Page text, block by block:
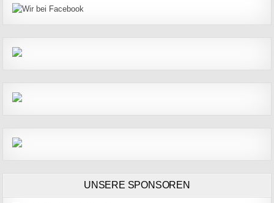
UNSERE SPONSOREN